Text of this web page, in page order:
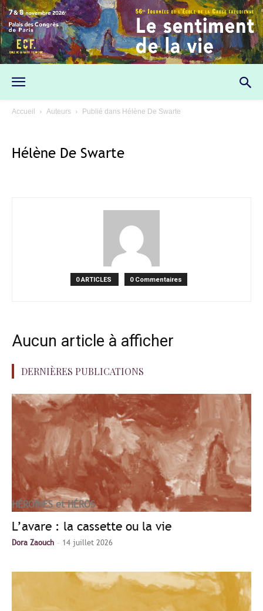
Accueil Auteurs Publié dans Hélène De Swarte
Hélène De Swarte
0 ARTICLES 0 Commentaires
Aucun article à afficher
DERNIÈRES PUBLICATIONS
HÉROÏNES et HÉROS
L’avare : la cassette ou la vie
Dora Zaouch - 14 juillet 2026